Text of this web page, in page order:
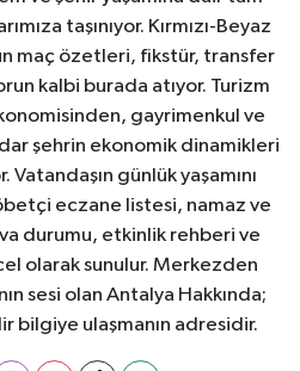
taşınıyor. Kırmızı-Beyaz
maç özetleri, fikstür, transfer
kalbi burada atıyor. Turizm
gayrimenkul ve
şehrin ekonomik dinamikleri
günlük yaşamını
eczane listesi, namaz ve
durumu, etkinlik rehberi ve
olarak sunulur. Merkezden
sesi olan Antalya Hakkında;
bilgiye ulaşmanın adresidir.